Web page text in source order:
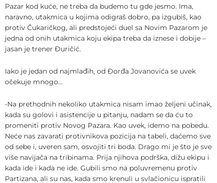
Pazar kod kuće, ne treba da budemo tu gde jesmo. Ima,
naravno, utakmica u kojima odigraš dobro, pa izgubiš, kao
protiv Čukaričkog, ali predstojeći duel sa Novim Pazarom je
jedna od onih utakmica koju ekipa treba da iznese i dobije –
jasan je trener Đuričić.
Iako je jedan od najmlađih, od Đorđa Jovanovića se uvek
očekuje mnogo…
-Na prethodnih nekoliko utakmica nisam imao željeni učinak,
kada su golovi i asistencije u pitanju, nadam se da ću to
promeniti protiv Novog Pazara. Kao uvek, idemo na pobedu.
Neće nas zavarati protivnikova pozicija na tabeli, daćemo sve
od sebe i, uveren sam, osvojiti tri boda. Drago mi je što je sve
više navijača na tribinama. Prija njihova podrška, dižu ekipu i
kada ide i kada ne ide. Gubili smo na poluvremenu protiv
Partizana, ali su nas, kada smo krenuli u svlačionicu ispratili